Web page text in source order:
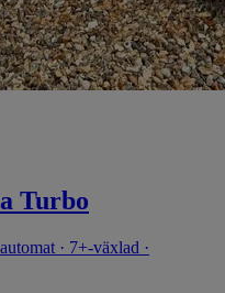
Turbo
· 7+-växlad ·